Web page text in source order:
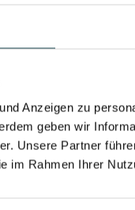
Anzeigen zu
geben wir
Unsere Partner
im Rahmen Ihrer